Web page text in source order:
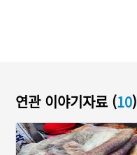
연관 이야기자료 (10)